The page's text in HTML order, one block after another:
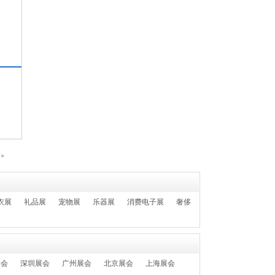
展 礼品展 宠物展 乐器展 消费电子展
奢侈
深圳展会 广州展会 北京展会
上海展会